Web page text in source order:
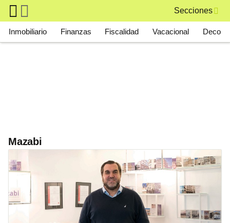
Skip to main content
Secciones
Main navigation
Inmobiliario Finanzas Fiscalidad Vacacional Deco
Mazabi